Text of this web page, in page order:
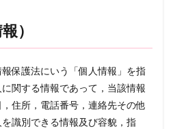
）
報保護法にいう「個人情報」を指
関する情報であって，当該情報
住所，電話番号，連絡先その他
識別できる情報及び容貌，指